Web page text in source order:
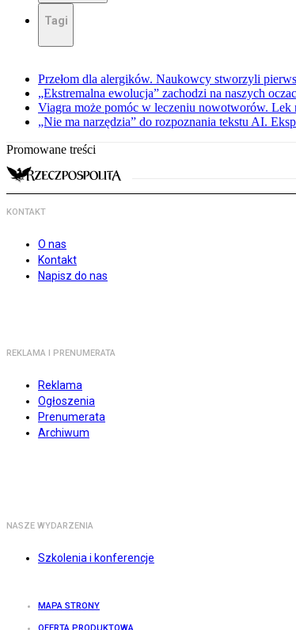
Tagi
Przełom dla alergików. Naukowcy stworzyli
„Ekstremalna ewolucja” zachodzi na naszych
Viagra może pomóc w leczeniu nowotworów. Lek
„Nie ma narzędzia” do rozpoznania tekstu AI.
Promowane treści
KONTAKT
O nas
Kontakt
Napisz do nas
REKLAMA I PRENUMERATA
Reklama
Ogłoszenia
Prenumerata
Archiwum
NASZE WYDARZENIA
Szkolenia i konferencje
MAPA STRONY